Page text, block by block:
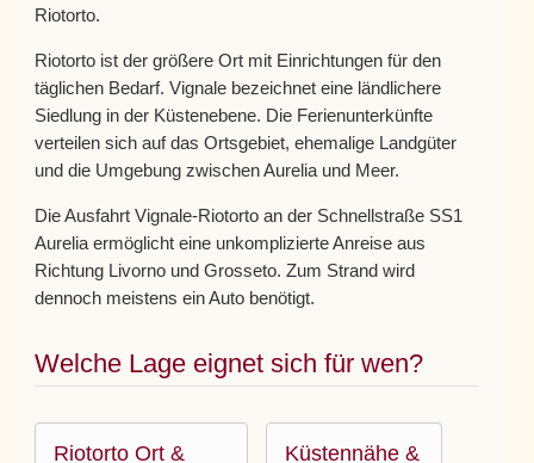
Riotorto.
Riotorto ist der größere Ort mit Einrichtungen für den
täglichen Bedarf. Vignale bezeichnet eine ländlichere
Siedlung in der Küstenebene. Die Ferienunterkünfte
verteilen sich auf das Ortsgebiet, ehemalige Landgüter
und die Umgebung zwischen Aurelia und Meer.
Die Ausfahrt Vignale-Riotorto an der Schnellstraße SS1
Aurelia ermöglicht eine unkomplizierte Anreise aus
Richtung Livorno und Grosseto. Zum Strand wird
dennoch meistens ein Auto benötigt.
Welche Lage eignet sich für wen?
Riotorto Ort & Küstennähe &